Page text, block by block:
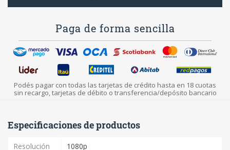
Paga de forma sencilla
Podés pagar con todas las tarjetas de crédito hasta en 18 cuotas
sin recargo, tarjetas de débito o transferencia/depósito bancario
Especificaciones de productos
Resolución
1080p